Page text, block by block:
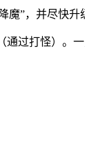
魔”，并尽快升
过打怪）。